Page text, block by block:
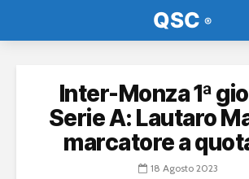
Inter-Monza 1ª
Serie A: Lautaro
marcatore a
18 Agosto 2023